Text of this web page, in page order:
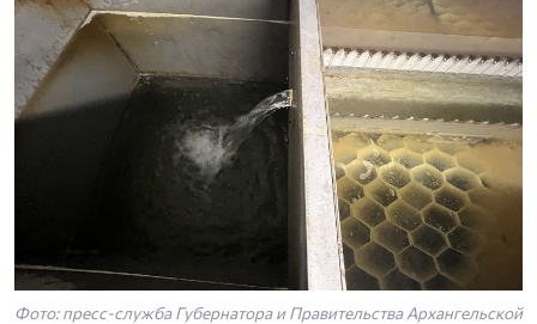
Фото: пресс-служба Губернатора и Правительства Архангельской